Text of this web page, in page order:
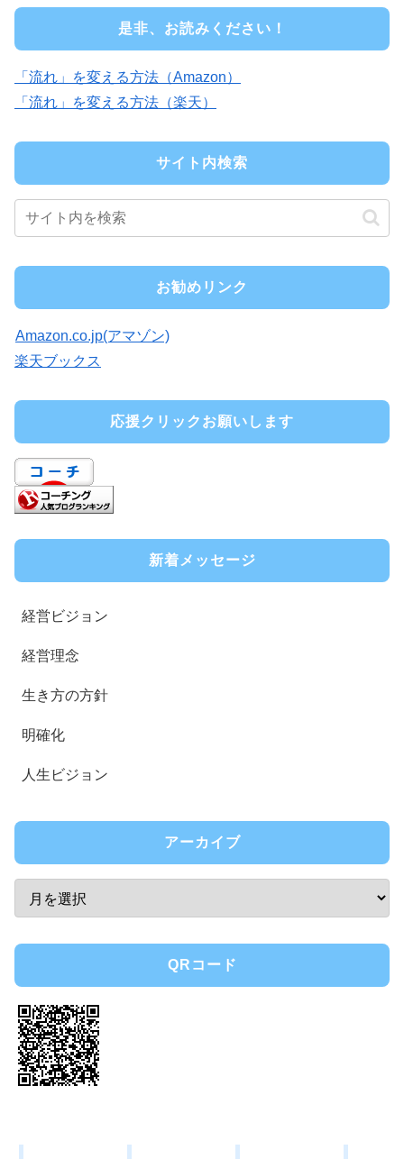
是非、お読みください！
「流れ」を変える方法（Amazon）
「流れ」を変える方法（楽天）
サイト内検索
お勧めリンク
Amazon.co.jp(アマゾン)
楽天ブックス
応援クリックお願いします
新着メッセージ
経営ビジョン
経営理念
生き方の方針
明確化
人生ビジョン
アーカイブ
QRコード